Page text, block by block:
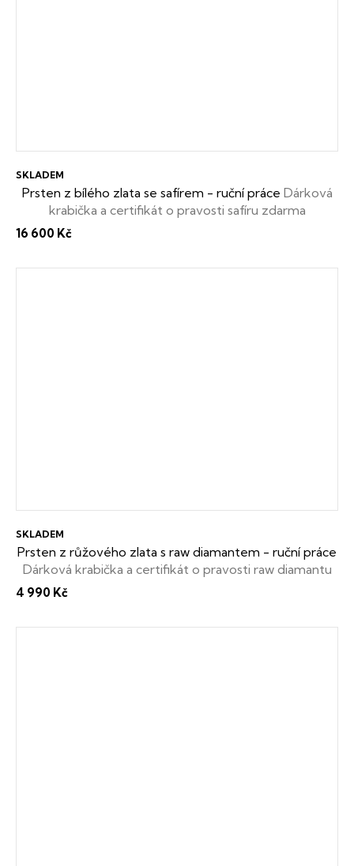
Prsten z bílého zlata se safírem - ruční práce Dárková
krabička a certifikát o pravosti safíru zdarma
SKLADEM
16 600 Kč
Prsten z růžového zlata s raw diamantem - ruční práce
Dárková krabička a certifikát o pravosti raw diamantu
SKLADEM
4 990 Kč